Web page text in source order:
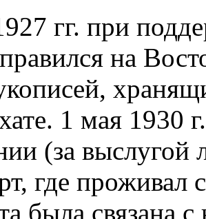
гг. при
на
1 мая 1930
(за выслугой
где проживал
была связана